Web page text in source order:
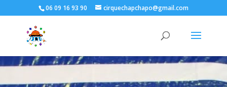
06 09 16 93 90 cirquechapchapo@gmail.com